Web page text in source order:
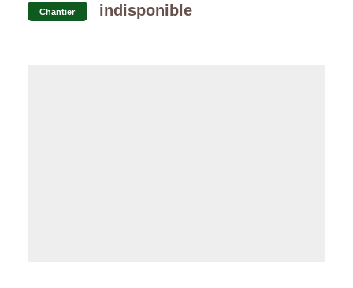
Chantier indisponible